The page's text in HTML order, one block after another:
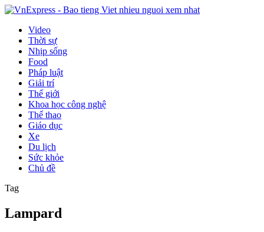
Video
Thời sự
Nhịp sống
Food
Pháp luật
Giải trí
Thế giới
Khoa học công nghệ
Thể thao
Giáo dục
Xe
Du lịch
Sức khỏe
Chủ đề
Tag
Lampard